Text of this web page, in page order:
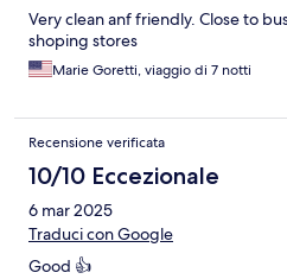
Very clean anf friendly. Close to
shoping stores
Marie Goretti, viaggio di 7 notti
Recensione verificata
10/10 Eccezionale
6 mar 2025
Traduci con Google
Good 👍